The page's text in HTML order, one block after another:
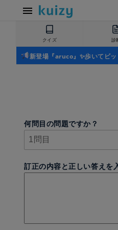
クイズ 診
新登場『aruco』✨歩いてビ
何問目の問題ですか？
訂正の内容と正しい答えを